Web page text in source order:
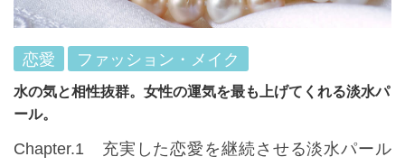
恋愛 ファッション・メイク
水の気と相性抜群。女性の運気を最も上げてくれる淡水パ
ール。
Chapter.1 充実した恋愛を継続させる淡水パール